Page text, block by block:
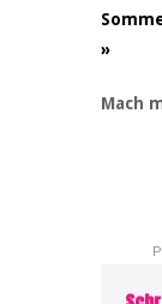
»
Mach